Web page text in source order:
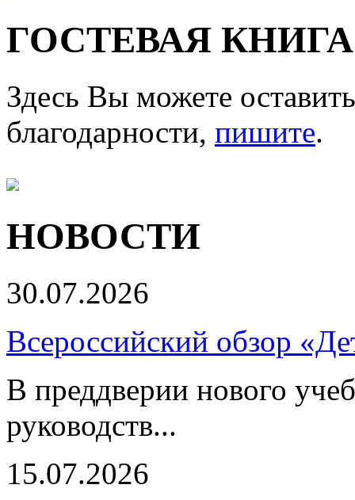
ГОСТЕВАЯ КНИГА
Здесь Вы можете
благодарности, пишите.
НОВОСТИ
30.07.2026
Всероссийский обзор
В преддверии нового
руководств...
15.07.2026